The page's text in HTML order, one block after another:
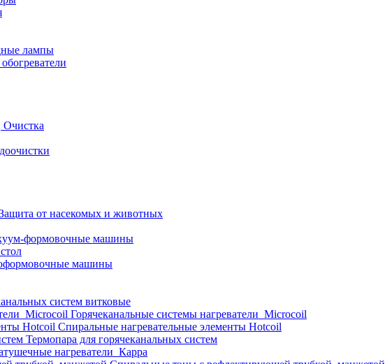
лампы
Очистка
от насекомых и животных
формовочные машины
машины
систем витковые
Горячеканальные системы нагреватели_Microcoil
Спиральные нагревательные элементы Hotcoil
Термопара для горячеканальных систем
нагреватели_Карра